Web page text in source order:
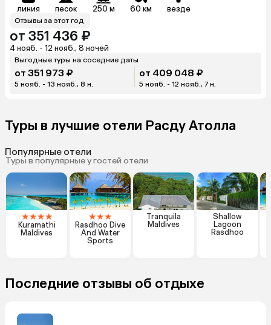
линия песок 250 м 60 км везде
Отзывы за этот год
от 351 436 ₽
4 нояб. - 12 нояб., 8 ночей
Выгодные туры на соседние даты
от 351 973 ₽
5 нояб. - 13 нояб., 8 н.
от 409 048 ₽
5 нояб. - 12 нояб., 7 н.
Туры в лучшие отели Расду Атолла
Популярные отели
Туры в популярные у гостей отели
★★★★
Kuramathi
Maldives
★★★
Rasdhoo Dive
And Water
Sports
Tranquila
Maldives
Shallow
Lagoon
Rasdhoo
Последние отзывы об отдыхе